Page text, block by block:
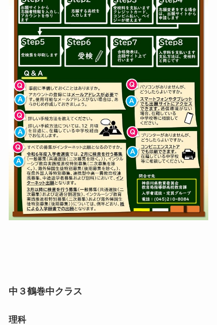
中３鶴巻中クラス
理科